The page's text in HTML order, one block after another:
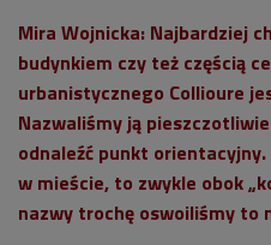
Mira Wojnicka: Najbardziej
budynkiem czy też częścią
urbanistycznego Collioure
Nazwaliśmy ją
odnaleźć punkt
w mieście, to zwykle obok
nazwy trochę oswoiliśmy to